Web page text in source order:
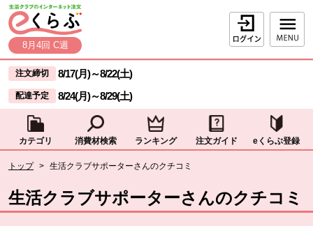
ページの先頭です。
本文へジャンプする。
8月4回 C週
ログイン
ここからサイト内共通メニューです。
サイト内共通メニューをスキップする
注文締切 8/17(月)～8/22(土)
配達予定 8/24(月)～8/29(土)
カテゴリ 消費材検索 ランキング 注文ガイド eくらぶ登録
トップ > 生活クラブサポーターさんのクチコミ
生活クラブサポーターさんのクチコミ